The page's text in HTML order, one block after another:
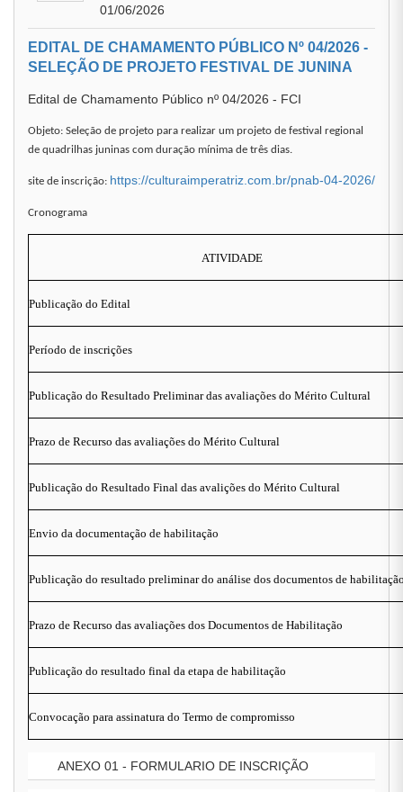
01/06/2026
EDITAL DE CHAMAMENTO PÚBLICO Nº 04/2026 -
SELEÇÃO DE PROJETO FESTIVAL DE JUNINA
Edital de Chamamento Público nº 04/2026 - FCI
Objeto: Seleção de projeto para realizar um projeto de festival regional
de quadrilhas juninas com duração mínima de três dias.
site de inscrição: https://culturaimperatriz.com.br/pnab-04-2026/
Cronograma
ATIVIDADE
Publicação do Edital
Período de inscrições
Publicação do Resultado Preliminar das avaliações do Mérito Cultural
Prazo de Recurso das avaliações do Mérito Cultural
Publicação do Resultado Final das avalições do Mérito Cultural
Envio da documentação de habilitação
Publicação do resultado preliminar do análise dos documentos de
Prazo de Recurso das avaliações dos Documentos de Habilitação
Publicação do resultado final da etapa de habilitação
Convocação para assinatura do Termo de compromisso
ANEXO 01 - FORMULARIO DE INSCRIÇÃO